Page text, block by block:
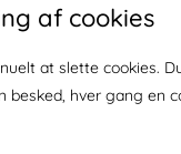
af cookies
at slette cookies.
hver gang